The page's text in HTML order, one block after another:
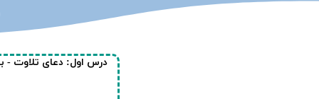
درس اول: دعای تلاوت -